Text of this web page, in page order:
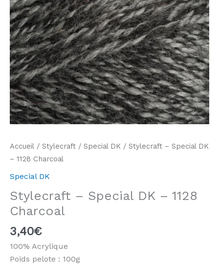
Accueil / Stylecraft / Special DK / Stylecraft – Special DK
– 1128 Charcoal
Special DK
Stylecraft – Special DK – 1128
Charcoal
3,40€
100% Acrylique
Poids pelote : 100g